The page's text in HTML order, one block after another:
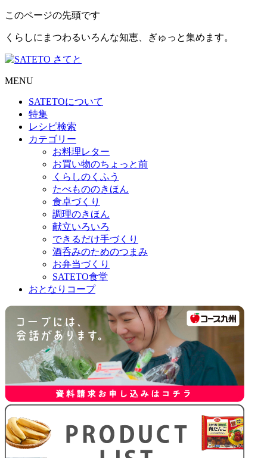
このページの先頭です
くらしにまつわるいろんな知恵、ぎゅっと集めます。
MENU
SATETOについて
特集
レシピ検索
カテゴリー
お料理レター
お買い物のちょっと前
くらしのくふう
たべもののきほん
食卓づくり
調理のきほん
献立いろいろ
できるだけ手づくり
酒呑みのためのつまみ
お弁当づくり
SATETO食堂
おとなりコープ